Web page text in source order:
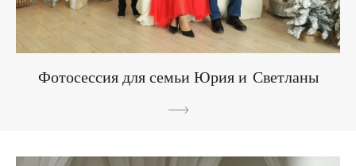
Фотосессия для семьи Юрия и Светланы